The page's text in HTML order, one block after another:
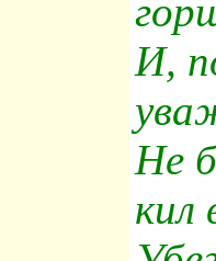
И,
Не
кил